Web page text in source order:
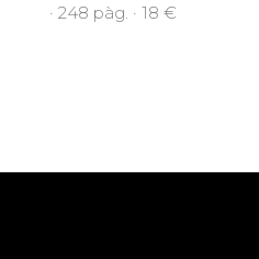
· 248 pàg. · 18 €